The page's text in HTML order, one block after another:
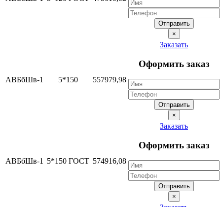
Отправить
×
АВБбШв-1 5*150 557979,98
Заказать
Оформить заказ
Отправить
×
АВБбШв-1 5*150 ГОСТ 574916,08
Заказать
Оформить заказ
Отправить
×